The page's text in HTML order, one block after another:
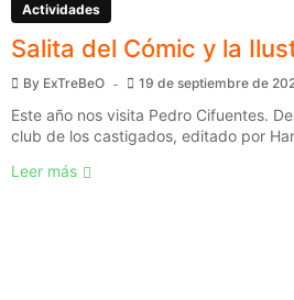
Actividades
Salita del Cómic y la
By ExTreBeO 19 de septiembre de
Este año nos visita Pedro Cifuentes.
club de los castigados, editado por
Leer más